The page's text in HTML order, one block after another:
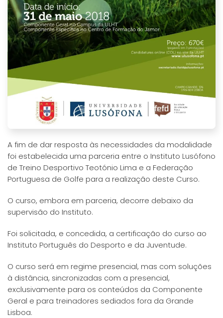
A fim de dar resposta às necessidades da modalidade
foi estabelecida uma parceria entre o Instituto Lusófono
de Treino Desportivo Teotónio Lima e a Federação
Portuguesa de Golfe para a realização deste Curso.
O curso, embora em parceria, decorre debaixo da
supervisão do Instituto.
Foi solicitada, e concedida, a certificação do curso ao
Instituto Português do Desporto e da Juventude.
O curso será em regime presencial, mas com soluções
à distância, sincronizadas com a presencial,
exclusivamente para os conteúdos da Componente
Geral e para treinadores sediados fora da Grande
Lisboa.